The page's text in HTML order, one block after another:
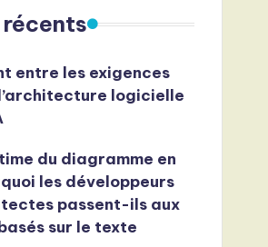
entre les exigences
logicielle
du diagramme en
les développeurs
passent-ils aux
sur le texte